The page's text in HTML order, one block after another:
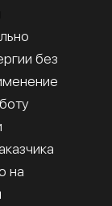
без
на